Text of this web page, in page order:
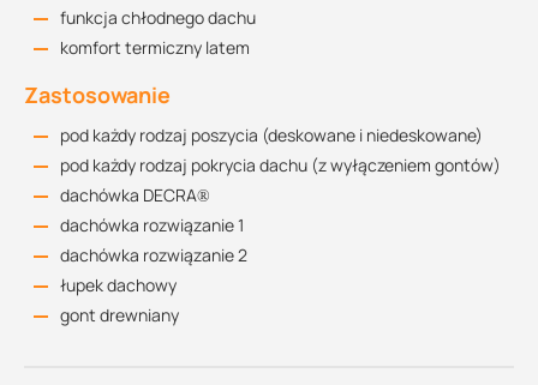
funkcja chłodnego dachu
komfort termiczny latem
Zastosowanie
pod każdy rodzaj poszycia (deskowane i niedeskowane)
pod każdy rodzaj pokrycia dachu (z wyłączeniem gontów)
dachówka DECRA®
dachówka rozwiązanie 1
dachówka rozwiązanie 2
łupek dachowy
gont drewniany